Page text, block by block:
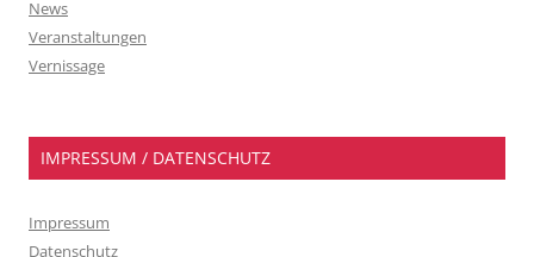
News
Veranstaltungen
Vernissage
IMPRESSUM / DATENSCHUTZ
Impressum
Datenschutz